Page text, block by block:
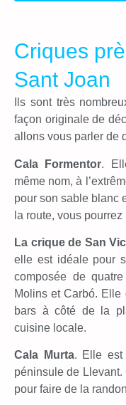
Criques
Sant Joan
Ils sont très
façon originale de
allons vous parler de
Cala Formentor.
même nom, à
pour son sable blanc
la route, vous
La crique de San
elle est idéale pour
composée de
Molins et Carbó. Elle
bars à côté de la
cuisine locale.
Cala Murta. Elle est
péninsule de Llevant.
pour faire de la